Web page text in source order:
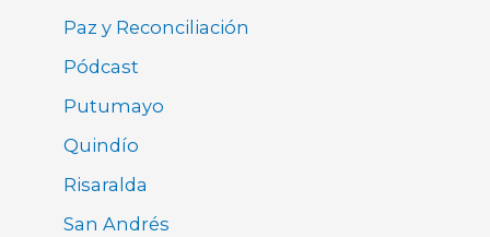
Paz y Reconciliación
Pódcast
Putumayo
Quindío
Risaralda
San Andrés